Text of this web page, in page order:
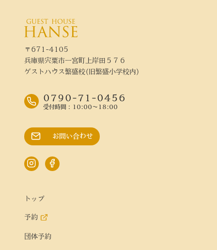
〒671-4105
兵庫県宍粟市一宮町上岸田５７６
ゲストハウス繁盛校(旧繁盛小学校内)
0790-71-0456
受付時間：10:00～18:00
お問い合わせ
トップ
予約
団体予約